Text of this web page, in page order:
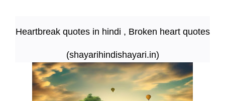
Heartbreak quotes in hindi , Broken heart quotes
(shayarihindishayari.in)